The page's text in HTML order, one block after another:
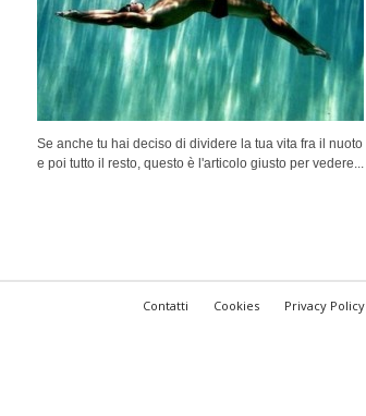
Se anche tu hai deciso di dividere la tua vita fra il nuoto
e poi tutto il resto, questo è l'articolo giusto per vedere...
Contatti Cookies Privacy Policy